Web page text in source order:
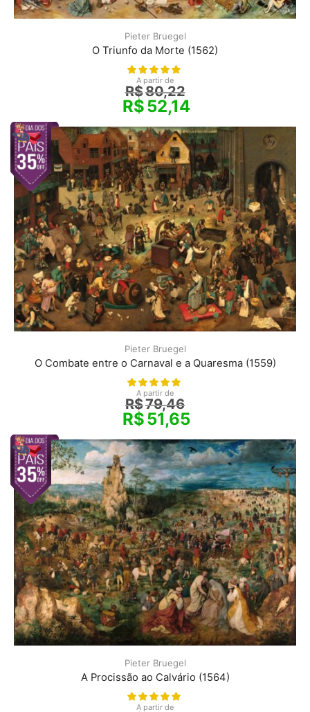
Pieter Bruegel
O Triunfo da Morte (1562)
A partir de
R$80,22
R$52,14
Pieter Bruegel
O Combate entre o Carnaval e a Quaresma (1559)
A partir de
R$79,46
R$51,65
Pieter Bruegel
A Procissão ao Calvário (1564)
A partir de